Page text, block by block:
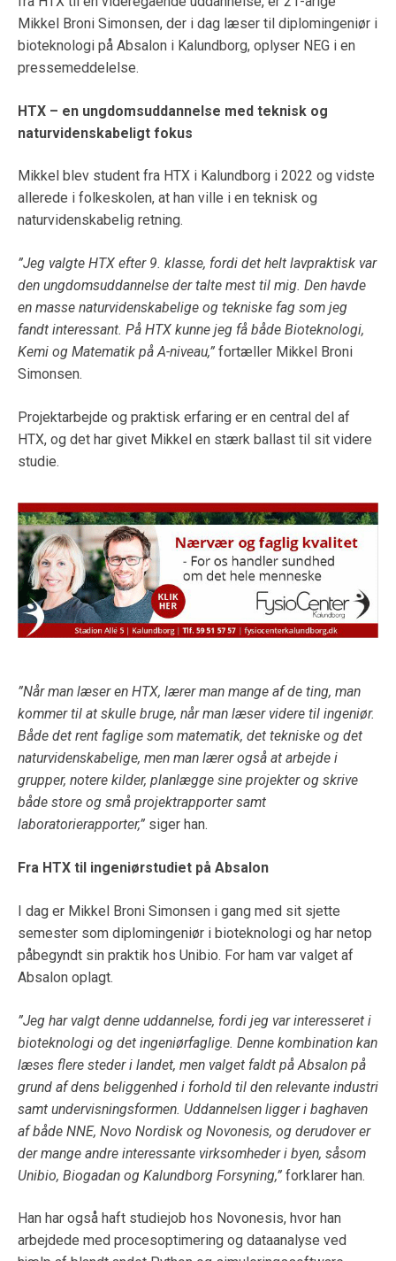
Mikkel Broni Simonsen, der i dag læser til diplomingeniør i
bioteknologi på Absalon i Kalundborg, oplyser NEG i en
pressemeddelelse.
HTX – en ungdomsuddannelse med teknisk og
naturvidenskabeligt fokus
Mikkel blev student fra HTX i Kalundborg i 2022 og vidste
allerede i folkeskolen, at han ville i en teknisk og
naturvidenskabelig retning.
”Jeg valgte HTX efter 9. klasse, fordi det helt lavpraktisk var
den ungdomsuddannelse der talte mest til mig. Den havde
en masse naturvidenskabelige og tekniske fag som jeg
fandt interessant. På HTX kunne jeg få både Bioteknologi,
Kemi og Matematik på A-niveau,” fortæller Mikkel Broni
Simonsen.
Projektarbejde og praktisk erfaring er en central del af
HTX, og det har givet Mikkel en stærk ballast til sit videre
studie.
”Når man læser en HTX, lærer man mange af de ting, man
kommer til at skulle bruge, når man læser videre til ingeniør.
Både det rent faglige som matematik, det tekniske og det
naturvidenskabelige, men man lærer også at arbejde i
grupper, notere kilder, planlægge sine projekter og skrive
både store og små projektrapporter samt
laboratorierapporter,” siger han.
Fra HTX til ingeniørstudiet på Absalon
I dag er Mikkel Broni Simonsen i gang med sit sjette
semester som diplomingeniør i bioteknologi og har netop
påbegyndt sin praktik hos Unibio. For ham var valget af
Absalon oplagt.
”Jeg har valgt denne uddannelse, fordi jeg var interesseret i
bioteknologi og det ingeniørfaglige. Denne kombination kan
læses flere steder i landet, men valget faldt på Absalon på
grund af dens beliggenhed i forhold til den relevante industri
samt undervisningsformen. Uddannelsen ligger i baghaven
af både NNE, Novo Nordisk og Novonesis, og derudover er
der mange andre interessante virksomheder i byen, såsom
Unibio, Biogadan og Kalundborg Forsyning,” forklarer han.
Han har også haft studiejob hos Novonesis, hvor han
arbejdede med procesoptimering og dataanalyse ved